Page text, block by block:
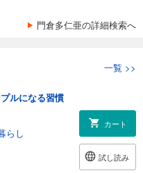
門倉多仁亜の詳細検索へ
一覧 >>
ルになる習慣
らし
カート
試し読み